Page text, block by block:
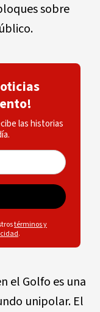
sobre
las historias
términos y
.
el Golfo es una
unipolar. El